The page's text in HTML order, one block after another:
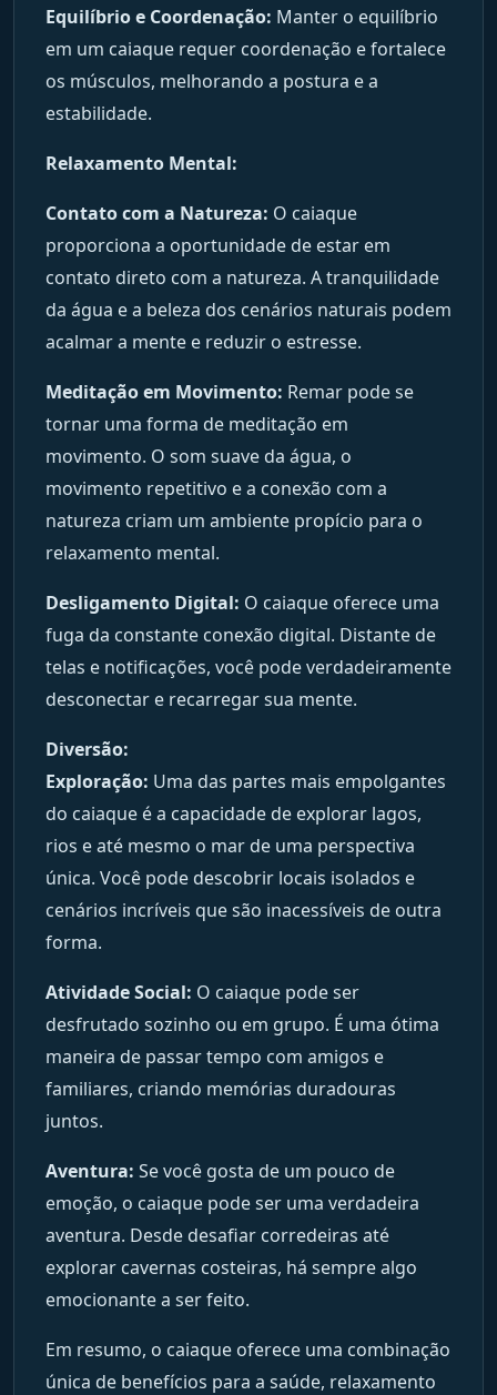
Equilíbrio e Coordenação: Manter o equilíbrio
em um caiaque requer coordenação e fortalece
os músculos, melhorando a postura e a
estabilidade.
Relaxamento Mental:
Contato com a Natureza: O caiaque
proporciona a oportunidade de estar em
contato direto com a natureza. A tranquilidade
da água e a beleza dos cenários naturais podem
acalmar a mente e reduzir o estresse.
Meditação em Movimento: Remar pode se
tornar uma forma de meditação em
movimento. O som suave da água, o
movimento repetitivo e a conexão com a
natureza criam um ambiente propício para o
relaxamento mental.
Desligamento Digital: O caiaque oferece uma
fuga da constante conexão digital. Distante de
telas e notificações, você pode verdadeiramente
desconectar e recarregar sua mente.
Diversão:
Exploração: Uma das partes mais empolgantes
do caiaque é a capacidade de explorar lagos,
rios e até mesmo o mar de uma perspectiva
única. Você pode descobrir locais isolados e
cenários incríveis que são inacessíveis de outra
forma.
Atividade Social: O caiaque pode ser
desfrutado sozinho ou em grupo. É uma ótima
maneira de passar tempo com amigos e
familiares, criando memórias duradouras
juntos.
Aventura: Se você gosta de um pouco de
emoção, o caiaque pode ser uma verdadeira
aventura. Desde desafiar corredeiras até
explorar cavernas costeiras, há sempre algo
emocionante a ser feito.
Em resumo, o caiaque oferece uma combinação
única de benefícios para a saúde, relaxamento